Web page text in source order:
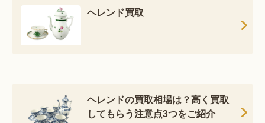
ヘレンド買取
ヘレンドの買取相場は？高く買取
してもらう注意点3つをご紹介